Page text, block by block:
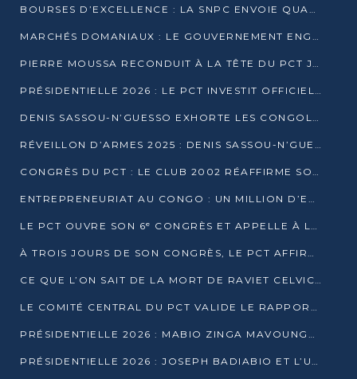
BOURSES D’EXCELLENCE : LA SNPC ENVOIE QUATRE NOUVEAUX TALENTS CONGOLAIS SE FORMER À BAKOU
MARCHÉS DOMANIAUX : LE GOUVERNEMENT ENGAGE LA STRUCTURATION DES TAXES D’ASSAINISSEMENT
PIERRE MOUSSA RECONDUIT À LA TÊTE DU PCT JUSQU’EN 2031
PRÉSIDENTIELLE 2026 : LE PCT INVESTIT OFFICIELLEMENT DENIS SASSOU NGUESSO
DENIS SASSOU-N’GUESSO EXHORTE LES CONGOLAIS À L’UNITÉ ET AU FAIR-PLAY DÉMOCRATIQUE EN 2026
RÉVEILLON D’ARMES 2025 : DENIS SASSOU-N’GUESSO GARANTIT DES ÉLECTIONS 2026 PAISIBLES ET SÉCURISÉES
CONGRÈS DU PCT : LE CLUB 2002 RÉAFFIRME SON SOUTIEN À DENIS SASSOU-N’GUESSO POUR 2026
ENTREPRENEURIAT AU CONGO : UN MILLION D’EUROS POUR FINANCER LES STARTUPS DÈS 2026
LE PCT OUVRE SON 6ᵉ CONGRÈS ET APPELLE À LA CANDIDATURE DE DENIS SASSOU NGUESSO
À TROIS JOURS DE SON CONGRÈS, LE PCT AFFIRME AVOIR ATTEINT TOUS SES OBJECTIFS
CE QUE L’ON SAIT DE LA MORT DE RAVIET CELVIC N’TSIANTSIE
LE COMITÉ CENTRAL DU PCT VALIDE LE RAPPORT DU CONGRÈS ET SOUTIENT DENIS SASSOU N’GUESSO
PRÉSIDENTIELLE 2026 : MABIO ZINGA MAVOUNGOU DÉCLARE SA CANDIDATURE ET CHARGE LE BILAN DU PCT
PRÉSIDENTIELLE 2026 : JOSEPH BADIABIO ET L’UDH-YUKI JOUENT LA PRUDENCE